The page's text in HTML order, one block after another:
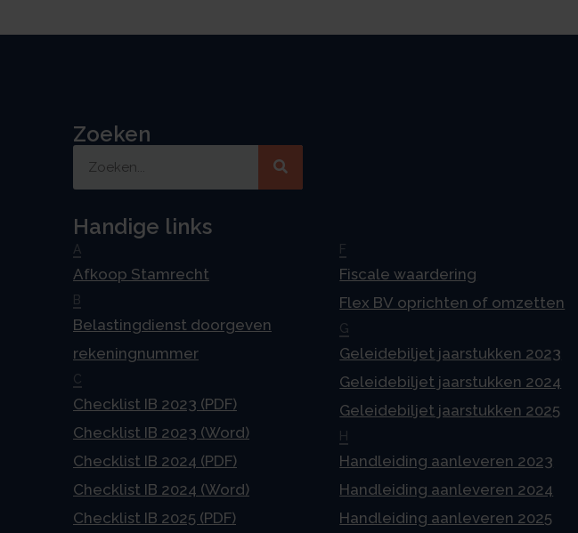
Zoeken
Handige links
A
Afkoop Stamrecht
B
Belastingdienst doorgeven
rekeningnummer
C
Checklist IB 2023 (PDF)
Checklist IB 2023 (Word)
Checklist IB 2024 (PDF)
Checklist IB 2024 (Word)
Checklist IB 2025 (PDF)
F
Fiscale waardering
Flex BV oprichten of omzetten
G
Geleidebiljet jaarstukken 2023
Geleidebiljet jaarstukken 2024
Geleidebiljet jaarstukken 2025
H
Handleiding aanleveren 2023
Handleiding aanleveren 2024
Handleiding aanleveren 2025